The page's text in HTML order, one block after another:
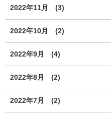
2022年11月 (3)
2022年10月 (2)
2022年9月 (4)
2022年8月 (2)
2022年7月 (2)